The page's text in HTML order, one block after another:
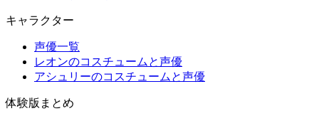
キャラクター
声優一覧
レオンのコスチュームと声優
アシュリーのコスチュームと声優
体験版まとめ